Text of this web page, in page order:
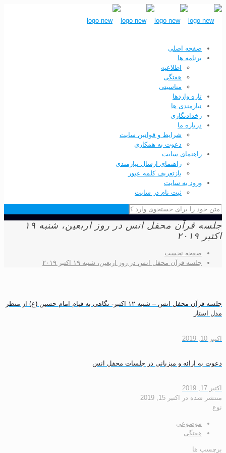
صفحه اصلی
برنامه ها
اطلاعیه
هفتگی
مناسبتی
تازه واردها
نیازمندی ها
رخدادنگاری
درباره ما
شرایط و قوانین سایت
دعوت به همکاری
راهنمای سایت
راهنمای ارسال نیازمندی
بازتعریف کلمه عبور
ورود به سایت
ثبت نام در سایت
جلسه قرآن محفل انس در روز اربعین، شنبه ۱۹
صفحه نخست
جلسه قرآن محفل انس در روز اربعین، شنبه ۱۹ اکتبر ۲۰۱۹
جلسه قرآن محفل انس – شنبه ۱۲ اکتبر- نگاهی به قیام امام حسین (ع) از منظر
ارائه و میزبانی در جلسات محفل انس
شده در اکتبر 15, 2019
موضوعی
هفتگی
ها